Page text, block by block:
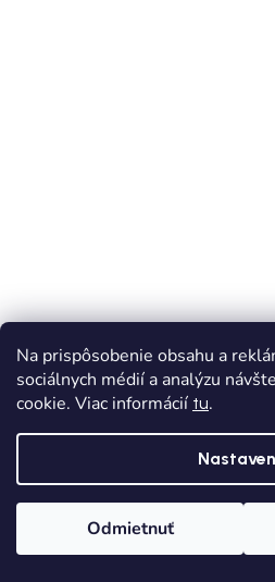
Na prispôsobenie obsahu a
sociálnych médií a analýzu
cookie. Viac informácií tu.
Odmietnuť
MAYORAL kožené
Skladom